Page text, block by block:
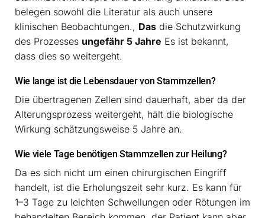
belegen sowohl die Literatur als auch unsere
klinischen Beobachtungen., Das die Schutzwirkung
des Prozesses ungefähr 5 Jahre Es ist bekannt,
dass dies so weitergeht.
Wie lange ist die Lebensdauer von Stammzellen?
Die übertragenen Zellen sind dauerhaft, aber da der
Alterungsprozess weitergeht, hält die biologische
Wirkung schätzungsweise 5 Jahre an.
Wie viele Tage benötigen Stammzellen zur Heilung?
Da es sich nicht um einen chirurgischen Eingriff
handelt, ist die Erholungszeit sehr kurz. Es kann für
1–3 Tage zu leichten Schwellungen oder Rötungen im